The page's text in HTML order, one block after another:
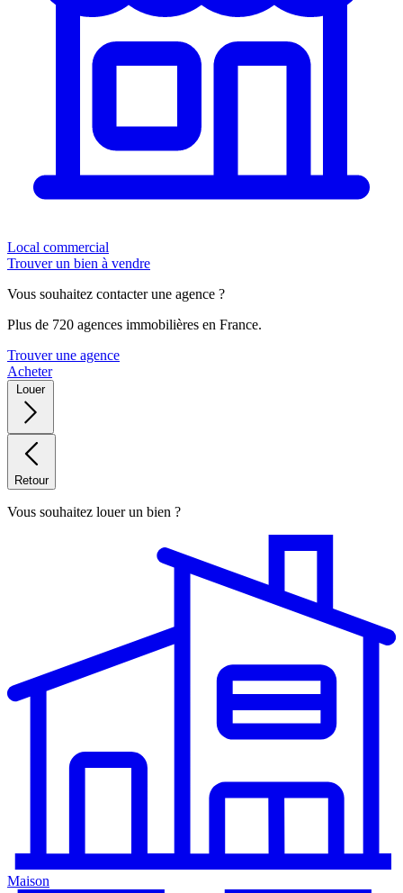
Local commercial
Trouver un bien à vendre
Vous souhaitez contacter une agence ?
Plus de 720 agences immobilières en France.
Trouver une agence
Acheter
Louer
Retour
Vous souhaitez louer un bien ?
Maison